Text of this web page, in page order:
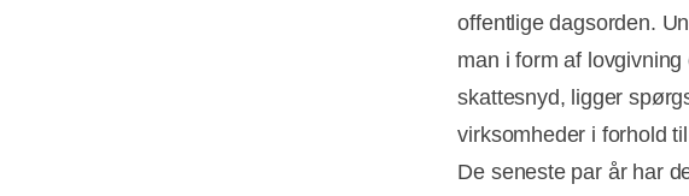
offentlige dagsorden.
man i form af
skattesnyd, ligger
virksomheder i forhold
De seneste par år har